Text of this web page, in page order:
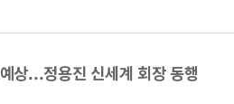
[종
상...정용진 신세계 회장 동행